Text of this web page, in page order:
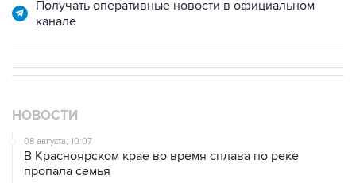
Получать оперативные новости в официальном
канале
НОВОСТИ
08 августа, 10:07
В Красноярском крае во время сплава по реке
пропала семья